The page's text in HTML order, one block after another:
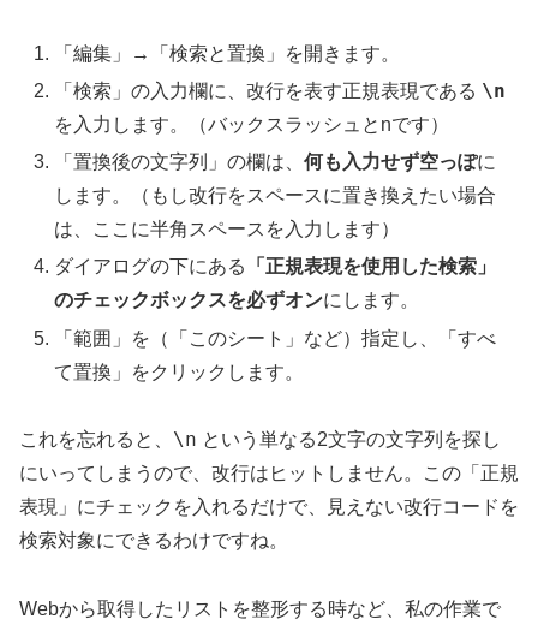
「編集」→「検索と置換」を開きます。
「検索」の入力欄に、改行を表す正規表現である \n
を入力します。（バックスラッシュとnです）
「置換後の文字列」の欄は、何も入力せず空っぽに
します。（もし改行をスペースに置き換えたい場合
は、ここに半角スペースを入力します）
ダイアログの下にある
「正規表現を使用した検索」
のチェックボックスを必ずオンにします。
「範囲」を（「このシート」など）指定し、「すべ
て置換」をクリックします。
これを忘れると、 \n という単なる2文字の文字列を探し
にいってしまうので、改行はヒットしません。この「正規
表現」にチェックを入れるだけで、見えない改行コードを
検索対象にできるわけですね。
Webから取得したリストを整形する時など、私の作業で